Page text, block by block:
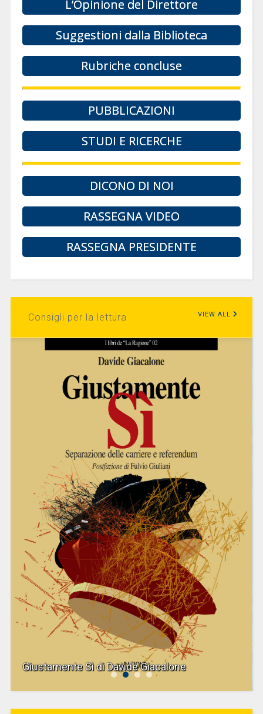
L’Opinione del Direttore
Suggestioni dalla Biblioteca
Rubriche concluse
PUBBLICAZIONI
STUDI E RICERCHE
DICONO DI NOI
RASSEGNA VIDEO
RASSEGNA PRESIDENTE
Consigli per la lettura VIEW ALL
Giustamente Sì di Davide Giacalone